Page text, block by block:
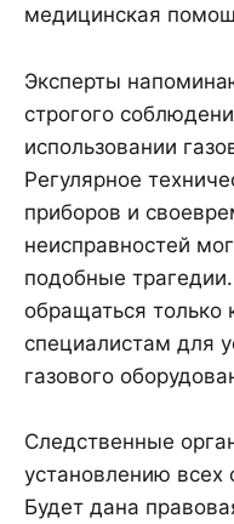
медицинская
Эксперты
строгого
использовании
Регулярное
приборов и
неисправностей
подобные
обращаться
специалистам для
газового
Следственные
установлению всех
Будет дана